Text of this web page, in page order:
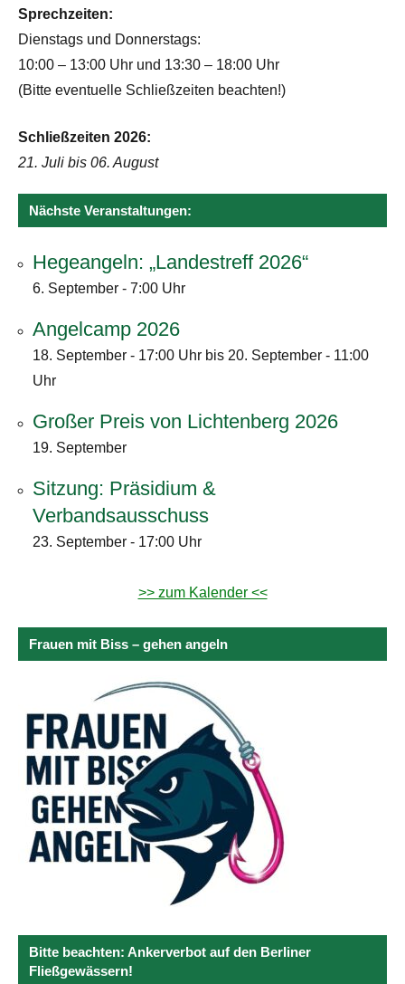
Sprechzeiten:
Dienstags und Donnerstags:
10:00 – 13:00 Uhr und 13:30 – 18:00 Uhr
(Bitte eventuelle Schließzeiten beachten!)
Schließzeiten 2026:
21. Juli bis 06. August
Nächste Veranstaltungen:
Hegeangeln: „Landestreff 2026“
6. September - 7:00 Uhr
Angelcamp 2026
18. September - 17:00 Uhr bis 20. September - 11:00
Uhr
Großer Preis von Lichtenberg 2026
19. September
Sitzung: Präsidium &
Verbandsausschuss
23. September - 17:00 Uhr
>> zum Kalender <<
Frauen mit Biss – gehen angeln
Bitte beachten: Ankerverbot auf den Berliner
Fließgewässern!